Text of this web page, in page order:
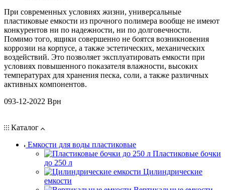
При современных условиях жизни, универсальные
пластиковые емкости из прочного полимера вообще не имеют
конкурентов ни по надежности, ни по долговечности.
Помимо того, ящики совершенно не боятся возникновения
коррозии на корпусе, а также эстетических, механических
воздействий. Это позволяет эксплуатировать емкости при
условиях повышенного показателя влажности, высоких
температурах для хранения песка, соли, а также различных
активных компонентов.
093-12-2022 Врн
Каталог
Емкости для воды пластиковые
Пластиковые бочки
до 250 л
Цилиндрические
емкости